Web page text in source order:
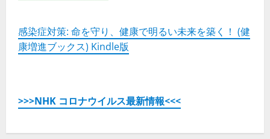
来
り
開
く
の
覧
く
い
感染症対策: 命を守り、健康で明るい未来を築く！ (健
康増進ブックス) Kindle版
>>>NHK コロナウイルス最新情報<<<